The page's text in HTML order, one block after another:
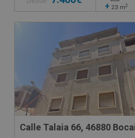
+ 23 m2
Calle Talaia 66, 46880